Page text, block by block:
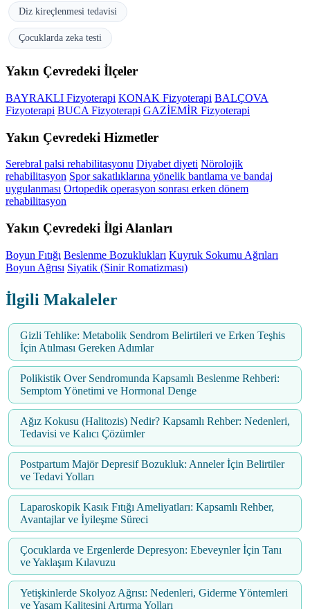
Diz kireçlenmesi tedavisi
Çocuklarda zeka testi
Yakın Çevredeki İlçeler
BAYRAKLI Fizyoterapi KONAK Fizyoterapi BALÇOVA
Fizyoterapi BUCA Fizyoterapi GAZİEMİR Fizyoterapi
Yakın Çevredeki Hizmetler
Serebral palsi rehabilitasyonu Diyabet diyeti Nörolojik
rehabilitasyon Spor sakatlıklarına yönelik bantlama ve bandaj
uygulanması Ortopedik operasyon sonrası erken dönem
rehabilitasyon
Yakın Çevredeki İlgi Alanları
Boyun Fıtığı Beslenme Bozuklukları Kuyruk Sokumu Ağrıları
Boyun Ağrısı Siyatik (Sinir Romatizması)
İlgili Makaleler
Gizli Tehlike: Metabolik Sendrom Belirtileri ve Erken Teşhis
İçin Atılması Gereken Adımlar
Polikistik Over Sendromunda Kapsamlı Beslenme Rehberi:
Semptom Yönetimi ve Hormonal Denge
Ağız Kokusu (Halitozis) Nedir? Kapsamlı Rehber: Nedenleri,
Tedavisi ve Kalıcı Çözümler
Postpartum Majör Depresif Bozukluk: Anneler İçin Belirtiler
ve Tedavi Yolları
Laparoskopik Kasık Fıtığı Ameliyatları: Kapsamlı Rehber,
Avantajlar ve İyileşme Süreci
Çocuklarda ve Ergenlerde Depresyon: Ebeveynler İçin Tanı
ve Yaklaşım Kılavuzu
Yetişkinlerde Skolyoz Ağrısı: Nedenleri, Giderme Yöntemleri
ve Yaşam Kalitesini Artırma Yolları